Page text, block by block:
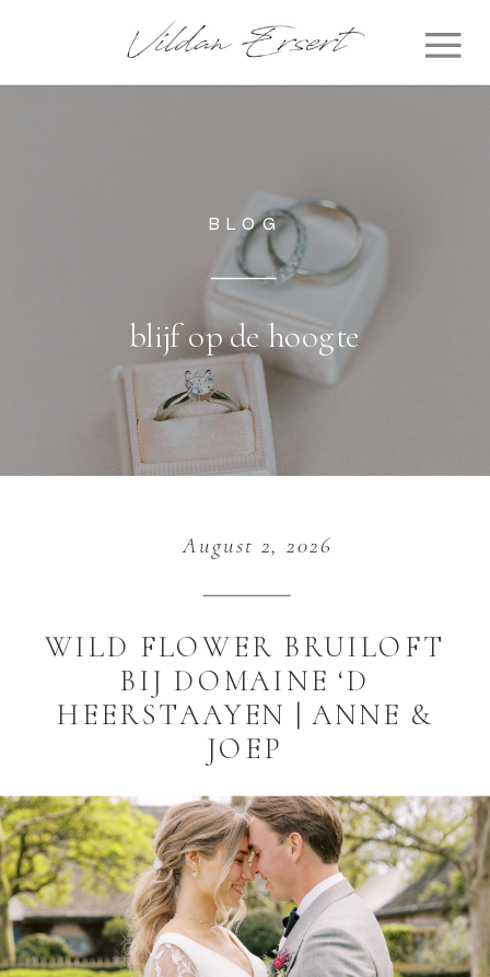
BLOG
blijf op de hoogte
Soms stap je een bruiloft binnen en valt
alles gewoon op z’n plek. Dat had ik bij
de bruiloft van Anne & Joep bij
Domaine d’Heerstaayen. Alles was zo
August 2, 2026
WILD FLOWER BRUILOFT
BIJ DOMAINE ‘D
HEERSTAAYEN | ANNE &
JOEP